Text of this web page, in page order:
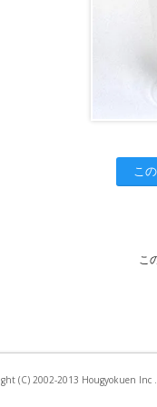
こ
こ
(C) 2002-2013 Hougyokuen Inc